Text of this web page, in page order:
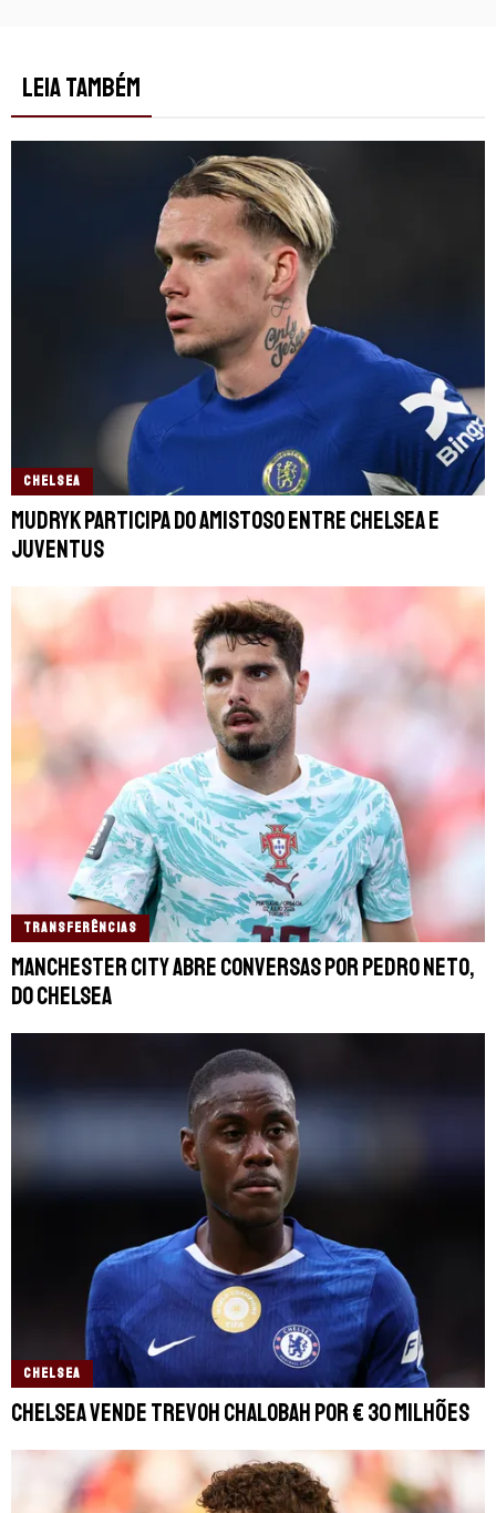
LEIA TAMBÉM
CHELSEA
Mudryk participa do amistoso entre Chelsea e
Juventus
TRANSFERÊNCIAS
Manchester City abre conversas por Pedro Neto,
do Chelsea
CHELSEA
Chelsea vende Trevoh Chalobah por € 30 milhões